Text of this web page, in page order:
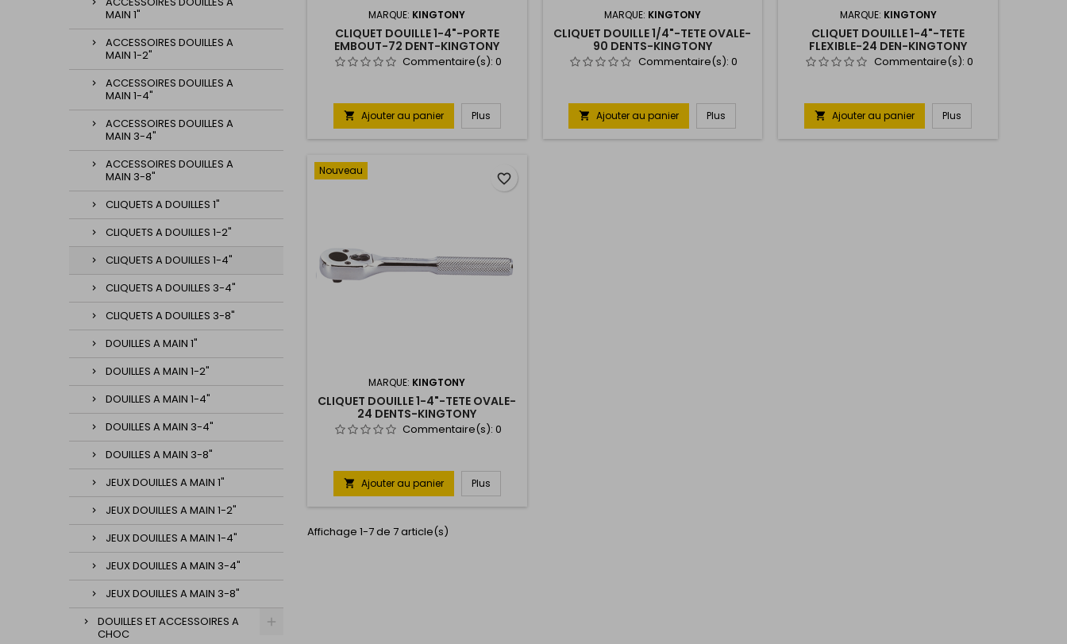
MAIN 1"
ACCESSOIRES DOUILLES A
MAIN 1-2"
ACCESSOIRES DOUILLES A
MAIN 1-4"
ACCESSOIRES DOUILLES A
MAIN 3-4"
ACCESSOIRES DOUILLES A
MAIN 3-8"
CLIQUETS A DOUILLES 1"
CLIQUETS A DOUILLES 1-2"
CLIQUETS A DOUILLES 1-4"
CLIQUETS A DOUILLES 3-4"
CLIQUETS A DOUILLES 3-8"
DOUILLES A MAIN 1"
DOUILLES A MAIN 1-2"
DOUILLES A MAIN 1-4"
DOUILLES A MAIN 3-4"
DOUILLES A MAIN 3-8"
JEUX DOUILLES A MAIN 1"
JEUX DOUILLES A MAIN 1-2"
JEUX DOUILLES A MAIN 1-4"
JEUX DOUILLES A MAIN 3-4"
JEUX DOUILLES A MAIN 3-8"
DOUILLES ET ACCESSOIRES A
CHOC
MARQUE: KINGTONY
CLIQUET DOUILLE 1-4"-PORTE
EMBOUT-72 DENT-KINGTONY
Commentaire(s):0
 Ajouter au panier Plus
MARQUE: KINGTONY
CLIQUET DOUILLE 1/4"-TETE OVALE-
90 DENTS-KINGTONY
Commentaire(s): 0
 Ajouter au panier Plus
MARQUE: KINGTONY
CLIQUET DOUILLE 1-4"-TETE
FLEXIBLE-24 DEN-KINGTONY
Commentaire(s): 0
 Ajouter au panier Plus
Nouveau
MARQUE: KINGTONY
CLIQUET DOUILLE 1-4"-TETE OVALE-
24 DENTS-KINGTONY
Commentaire(s):0
 Ajouter au panier Plus
favorite_border
Affichage 1-7 de 7 article(s)